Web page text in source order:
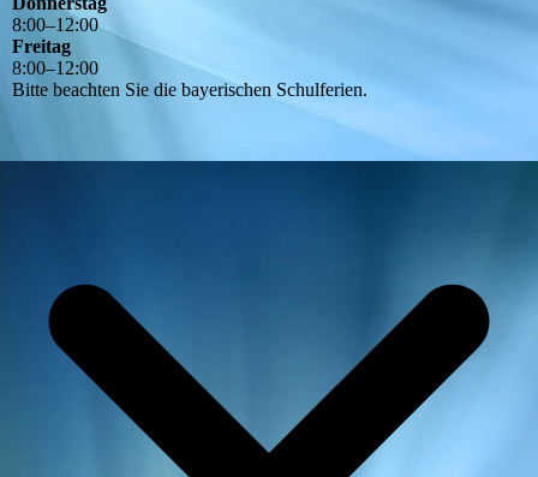
8:00–12:00
Freitag
8:00–12:00
Bitte beachten Sie die bayerischen Schulferien.